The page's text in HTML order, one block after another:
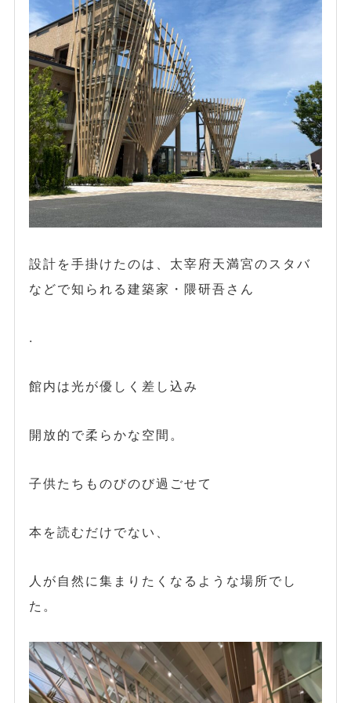
設計を手掛けたのは、太宰府天満宮のスタバ
などで知られる建築家・隈研吾さん
.
館内は光が優しく差し込み
開放的で柔らかな空間。
子供たちものびのび過ごせて
本を読むだけでない、
人が自然に集まりたくなるような場所でし
た。